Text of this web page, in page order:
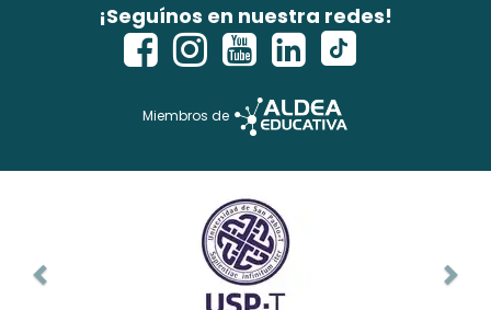
¡Seguínos en nuestra redes!
Miembros de